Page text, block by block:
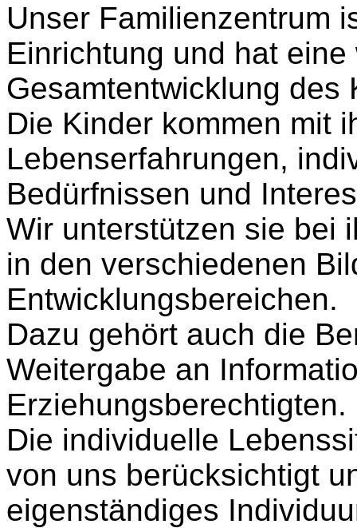
Unser Familienzentrum
Einrichtung und hat
Gesamtentwicklung des
Die Kinder kommen mit
Lebenserfahrungen,
Bedürfnissen und
Wir unterstützen sie bei
in den verschiedenen
Entwicklungsbereichen.
Dazu gehört auch die
Weitergabe an
Erziehungsberechtigten.
Die individuelle
von uns berücksichtigt
eigenständiges